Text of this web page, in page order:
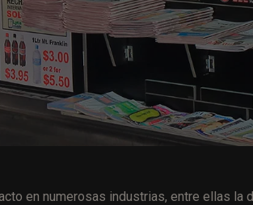
en numerosas industrias, entre ellas la